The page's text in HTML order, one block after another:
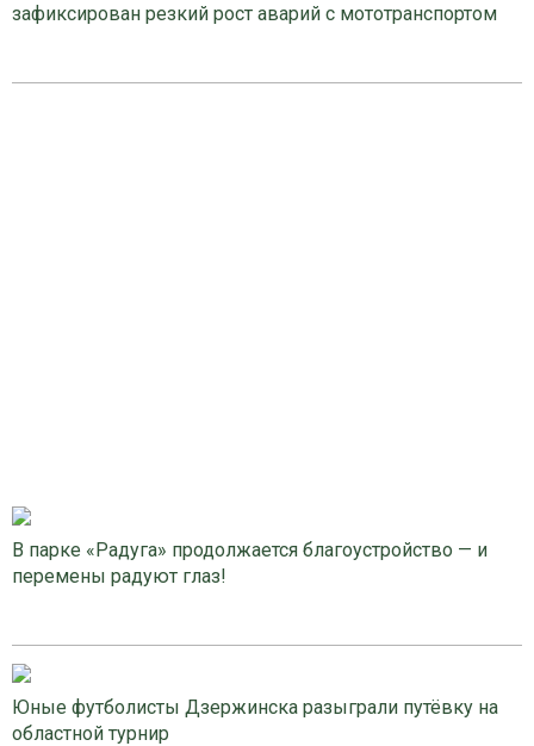
зафиксирован резкий рост аварий с мототранспортом
В парке «Радуга» продолжается благоустройство — и
перемены радуют глаз!
Юные футболисты Дзержинска разыграли путёвку на
областной турнир